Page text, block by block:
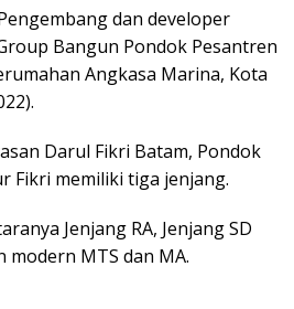
dan developer
Bangun Pondok Pesantren
Angkasa Marina, Kota
Darul Fikri Batam, Pondok
Fikri memiliki tiga jenjang.
Jenjang RA, Jenjang SD
modern MTS dan MA.